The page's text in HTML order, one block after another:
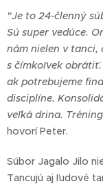
"Je to 24-členný
Sú super vedúce.
nám nielen v tanci,
s čímkoľvek
ak potrebujeme
disciplíne.
veľká drina.
hovorí Peter.
Súbor Jagalo Jilo
Tancujú aj ľudové